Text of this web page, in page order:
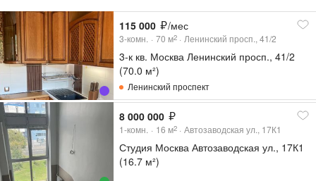
115 000 /мес
3-комн. 70 м2 Ленинский просп., 41/2
3-к кв. Москва Ленинский просп., 41/2
(70.0 м²)
Ленинский проспект
8 000 000
1-комн. 16 м2 Автозаводская ул., 17К1
Студия Москва Автозаводская ул., 17К1
(16.7 м²)